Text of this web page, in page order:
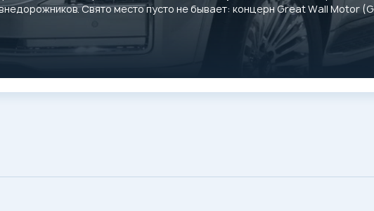
Свято место пусто не бывает: концерн Great Wall Motor
технические характеристики, реальный расход топлива, поведение на